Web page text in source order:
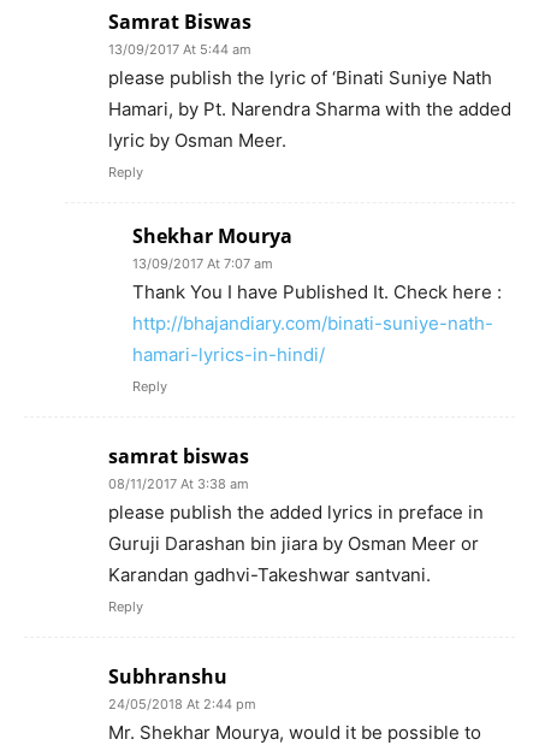
Samrat Biswas
13/09/2017 At 5:44 am
please publish the lyric of ‘Binati Suniye Nath
Hamari, by Pt. Narendra Sharma with the added
lyric by Osman Meer.
Reply
Shekhar Mourya
13/09/2017 At 7:07 am
Thank You I have Published It. Check here :
http://bhajandiary.com/binati-suniye-nath-
hamari-lyrics-in-hindi/
Reply
samrat biswas
08/11/2017 At 3:38 am
please publish the added lyrics in preface in
Guruji Darashan bin jiara by Osman Meer or
Karandan gadhvi-Takeshwar santvani.
Reply
Subhranshu
24/05/2018 At 2:44 pm
Mr. Shekhar Mourya, would it be possible to